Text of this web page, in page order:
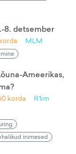
8. detsember
MLM
Ameerikas,
korda R1im
inimesed